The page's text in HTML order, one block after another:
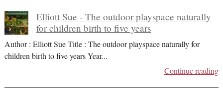
Elliott Sue - The outdoor playspace naturally
for children birth to five years
Author : Elliott Sue Title : The outdoor playspace naturally for
children birth to five years Year...
Continue reading